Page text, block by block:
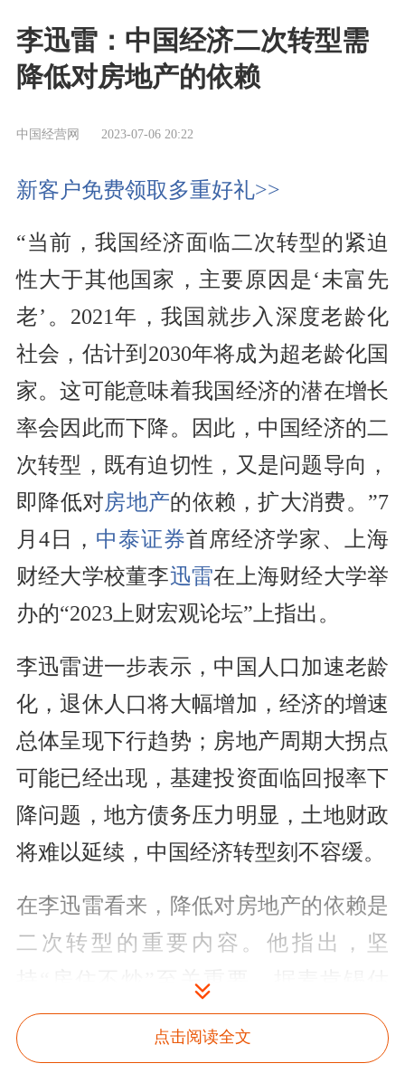
李迅雷：中国经济二次转型需
降低对房地产的依赖
中国经营网 2023-07-06 20:22
新客户免费领取多重好礼>>
“当前，我国经济面临二次转型的紧迫
性大于其他国家，主要原因是‘未富先
老’。2021年，我国就步入深度老龄化
社会，估计到2030年将成为超老龄化国
家。这可能意味着我国经济的潜在增长
率会因此而下降。因此，中国经济的二
次转型，既有迫切性，又是问题导向，
即降低对房地产的依赖，扩大消费。”7
月4日， 中泰证券首席经济学家、上海
财经大学校董李迅雷在上海财经大学举
办的“2023上财宏观论坛”上指出。
李迅雷进一步表示，中国人口加速老龄
化，退休人口将大幅增加，经济的增速
总体呈现下行趋势；房地产周期大拐点
可能已经出现，基建投资面临回报率下
降问题，地方债务压力明显，土地财政
将难以延续，中国经济转型刻不容缓。
在李迅雷看来，降低对房地产的依赖是
二次转型的重要内容。他指出，坚
持“房住不炒”至关重要，据麦肯锡估
算，中国的全社会净资产从2000年的约
7万亿美元飙升至2020年的120万亿美
点击阅读全文